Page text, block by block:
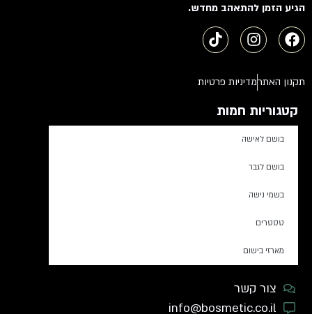
הגיע הזמן להתאהב מחדש.
תקנון האתרמדיניות פרטיות
קטגוריות חמות
בושם לאישה
בושם לגבר
בשמי נישה
טסטרים
מארזי בישום
צור קשר
info@bosmetic.co.il